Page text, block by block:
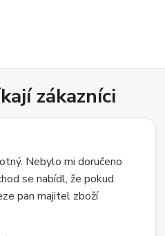
zákazníci
Nebylo mi doručeno
se nabídl, že pokud
pan majitel zboží